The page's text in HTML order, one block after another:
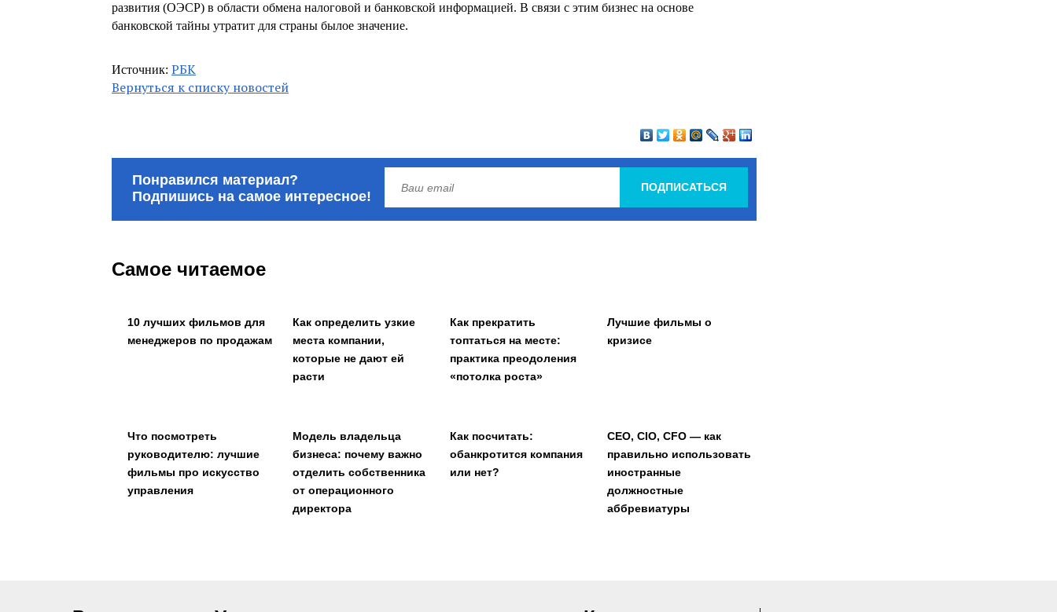
развития (ОЭСР) в области обмена налоговой и банковской информацией. В связи с этим бизнес на основе
банковской тайны утратит для страны былое значение.
Источник: РБК
Вернуться к списку новостей
Понравился материал?
Подпишись на самое интересное!
ПОДПИСАТЬСЯ
Самое читаемое
10 лучших фильмов для
менеджеров по продажам
Как определить узкие
места компании,
которые не дают ей
расти
Как прекратить
топтаться на месте:
практика преодоления
«потолка роста»
Лучшие фильмы о
кризисе
Что посмотреть
руководителю: лучшие
фильмы про искусство
управления
Модель владельца
бизнеса: почему важно
отделить собственника
от операционного
директора
Как посчитать:
обанкротится компания
или нет?
CEO, CIO, CFO — как
правильно использовать
иностранные
должностные
аббревиатуры